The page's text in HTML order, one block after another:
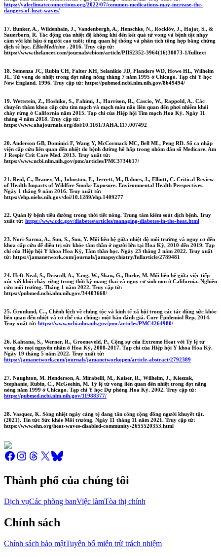
https://yaleclimateconnections.org/2022/07/common-medications-may-increase-the-
dangers-of-heat-waves/
17. Bunker, A., Wildenhain, J., Vandenbergh, A., Henschke, N., Rocklöv, J., Hajat, S., &
Sauerborn, R. Tác động của nhiệt độ không khí đến kết quả tử vong và bệnh tật nhạy
cảm với khí hậu ở người cao tuổi; tổng quan hệ thống và phân tích tổng hợp bằng chứng
dịch tễ học. EBioMedicine . 2016. Truy cập từ:
https://www.thelancet.com/journals/ebiom/article/PIIS2352-3964(16)30073-1/fulltext
18. Semenza JC, Rubin CH, Falter KH, Selanikio JD, Flanders WD, Howe HL, Wilhelm
JL. Tử vong do nhiệt trong đợt nắng nóng tháng 7 năm 1995 ở Chicago. Tạp chí Y học
New England. 1996. Truy cập từ: https://pubmed.ncbi.nlm.nih.gov/8649494/
19. Wettstein, Z., Hoshiko, S., Fahimi, J., Harrison, R., Cascio, W., Rappold, A.. Các
chuyến thăm khoa cấp cứu tim mạch và mạch máu não liên quan đến phơi nhiễm khói
cháy rừng ở California năm 2015. Tạp chí của Hiệp hội Tim mạch Hoa Kỳ. Ngày 11
tháng 4 năm 2018. Truy cập từ:
https://www.ahajournals.org/doi/10.1161/JAHA.117.007492
20. Anderson GB, Dominici F, Wang Y, McCormack MC, Bell ML, Peng RD. Số ca nhập
viện cấp cứu liên quan đến nhiệt do bệnh đường hô hấp trong nhóm dân số Medicare. Am
J Respir Crit Care Med. 2013. Truy xuất từ:
https://www.ncbi.nlm.nih.gov/pmc/articles/PMC3734617/
21. Reid, C., Brauer, M., Johnston, F., Jerrett, M., Balmes, J., Elliott, C. Critical Review
of Health Impacts of Wildfire Smoke Exposure. Environmental Health Perspectives.
Ngày 1 tháng 9 năm 2016. Truy xuất từ:
https://ehp.niehs.nih.gov/doi/10.1289/ehp.1409277
22. Quản lý bệnh tiểu đường trong thời tiết nóng. Trung tâm kiểm soát dịch bệnh. Truy
xuất từ: https://www.cdc.gov/diabetes/articles/managing-diabetes-in-the-heat.html
23. Nori-Sarma, A., Sun, S., Sun, Y. Mối liên hệ giữa nhiệt độ môi trường và nguy cơ đến
khoa cấp cứu để điều trị sức khỏe tâm thần ở người lớn tại Hoa Kỳ, 2010 đến 2019. Tạp
chí của Hiệp hội Y khoa Hoa Kỳ, Tâm thần học. Ngày 23 tháng 2 năm 2022. Truy xuất
từ: https://jamanetwork.com/journals/jamapsychiatry/fullarticle/2789481
24. Heft-Neal, S., Driscoll, A., Yang, W., Shaw, G., Burke, M. Mối liên hệ giữa việc tiếp
xúc với khói cháy rừng trong thời kỳ mang thai và nguy cơ sinh non ở California. Nghiên
cứu môi trường. Tháng 1 năm 2022. Truy cập từ:
https://pubmed.ncbi.nlm.nih.gov/34403668/
25. Gronlund, C.., Chênh lệch về chủng tộc và kinh tế xã hội trong các tác động sức khỏe
liên quan đến nhiệt và cơ chế của chúng: một bản đánh giá. Curr Epidemiol Rep, 2014.
Truy xuất từ: https://www.ncbi.nlm.nih.gov/pmc/articles/PMC4264980/
26. Kahtana, S., Werner, R., Groeneveld, P., Cộng sự của Extreme Heat với Tỷ lệ tử
vong do mọi nguyên nhân ở Hoa Kỳ, 2008-2017. Tạp chí của Hiệp hội Y khoa Hoa Kỳ.
Ngày 19 tháng 5 năm 2022. Truy xuất từ:
https://jamanetwork.com/journals/jamanetworkopen/article-abstract/2792389
27. Naughton, M. Henderson, A. Mirabelli, M., Kaiser, R., Wilhelm, J., Kieszak,
Stephanie, Rubin, C., McGeehin, M. Tỷ lệ tử vong liên quan đến nhiệt trong đợt nắng
nóng năm 1999 ở Chicago. Tạp chí Y học Dự phòng Hoa Kỳ. 2002. Truy cập từ:
https://pubmed.ncbi.nlm.nih.gov/11988377/
28. Vasquez, K. Sóng nhiệt ngày càng tệ đang tấn công cộng đồng người khuyết tật.
(2021). Tin tức Sức khỏe Môi trường. Ngày 11 tháng 11 năm 2021. Truy cập từ:
https://www.ehn.org/heat-waves-disabled-community-2655520353.html
Thành phố của chúng tôi
Dịch vụCác phòng banViệc làmTòa thị chính
Chính sách
Chính sách bảo mậtTuyên bố miễn trừ trách nhiệm